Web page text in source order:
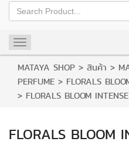
Toggle
navigation
MATAYA SHOP > สินค้า >
PERFUME > FLORALS
> FLORALS BLOOM INTENSE
FLORALS BLOOM